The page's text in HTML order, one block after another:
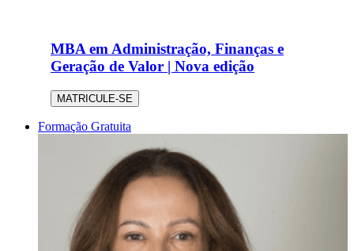
MBA em Administração, Finanças e
Geração de Valor | Nova edição
MATRICULE-SE
Formação Gratuita